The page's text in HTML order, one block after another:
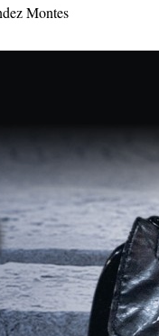
Montes